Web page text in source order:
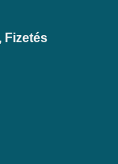
Fizetés